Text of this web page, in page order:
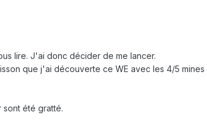
lire. J'ai donc décider de me lancer.
que j'ai découverte ce WE avec les 4/5 mines
été gratté.